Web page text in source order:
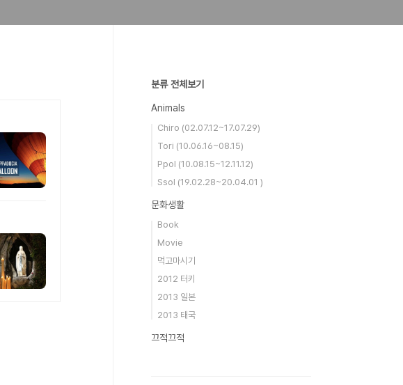
분류 전체보기
Animals
Chiro (02.07.12~17.07.29)
Tori (10.06.16~08.15)
Ppol (10.08.15~12.11.12)
Ssol (19.02.28~20.04.01 )
문화생활
Book
Movie
먹고마시기
2012 터키
2013 일본
2013 태국
끄적끄적